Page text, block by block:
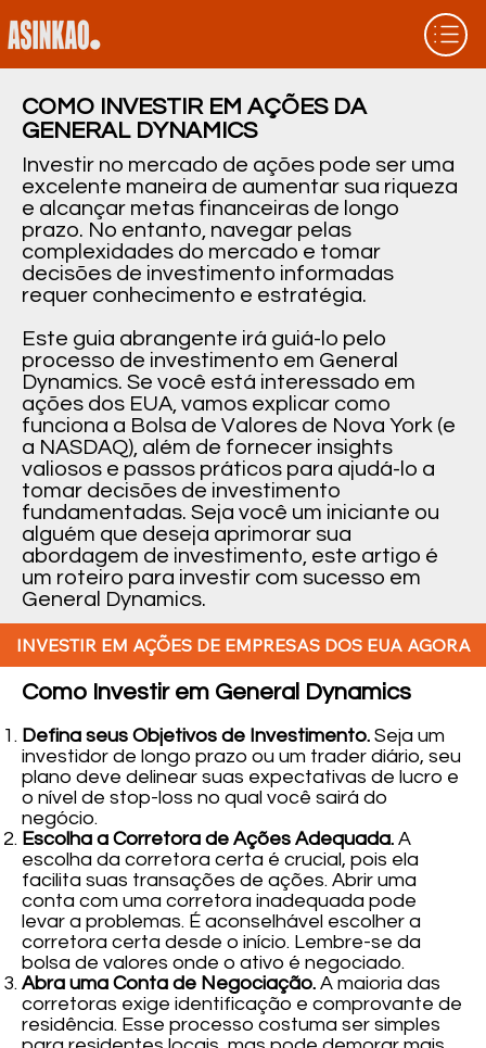
COMO INVESTIR EM AÇÕES DA
GENERAL DYNAMICS
Investir no mercado de ações pode ser uma
excelente maneira de aumentar sua riqueza
e alcançar metas financeiras de longo
prazo. No entanto, navegar pelas
complexidades do mercado e tomar
decisões de investimento informadas
requer conhecimento e estratégia.
Este guia abrangente irá guiá-lo pelo
processo de investimento em General
Dynamics. Se você está interessado em
ações dos EUA, vamos explicar como
funciona a Bolsa de Valores de Nova York (e
a NASDAQ), além de fornecer insights
valiosos e passos práticos para ajudá-lo a
tomar decisões de investimento
fundamentadas. Seja você um iniciante ou
alguém que deseja aprimorar sua
abordagem de investimento, este artigo é
um roteiro para investir com sucesso em
General Dynamics.
Como Investir em General Dynamics
Defina seus Objetivos de Investimento.Seja um
investidor de longo prazo ou um trader diário, seu
plano deve delinear suas expectativas de lucro e
o nível de stop-loss no qual você sairá do
negócio.
Escolha a Corretora de Ações Adequada.A
escolha da corretora certa é crucial, pois ela
facilita suas transações de ações. Abrir uma
conta com uma corretora inadequada pode
levar a problemas. É aconselhável escolher a
corretora certa desde o início. Lembre-se da
bolsa de valores onde o ativo é negociado.
Abra uma Conta de Negociação.A maioria das
corretoras exige identificação e comprovante de
residência. Esse processo costuma ser simples
INVESTIR EM AÇÕES DE EMPRESAS DOS EUA AGORA